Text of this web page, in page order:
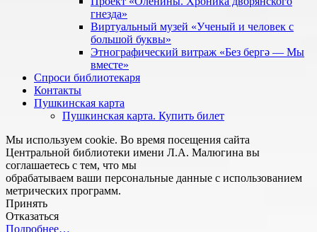
гнезда»
Виртуальный музей «Ученый и человек с
большой буквы»
Этнографический витраж «Без бергə — Мы
вместе»
Спроси библиотекаря
Контакты
Пушкинская карта
Пушкинская карта. Купить билет
Мы используем cookie. Во время посещения сайта
Центральной библиотеки имени Л.А. Малюгина вы
соглашаетесь с тем, что мы
обрабатываем ваши персональные данные с использованием
метрических программ.
Принять
Отказаться
Подробнее…